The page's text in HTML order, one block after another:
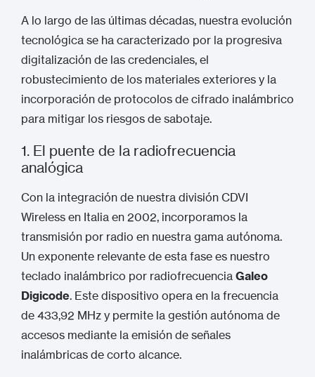
A lo largo de las últimas décadas, nuestra evolución
tecnológica se ha caracterizado por la progresiva
digitalización de las credenciales, el
robustecimiento de los materiales exteriores y la
incorporación de protocolos de cifrado inalámbrico
para mitigar los riesgos de sabotaje.
1. El puente de la radiofrecuencia
analógica
Con la integración de nuestra división CDVI
Wireless en Italia en 2002, incorporamos la
transmisión por radio en nuestra gama autónoma.
Un exponente relevante de esta fase es nuestro
teclado inalámbrico por radiofrecuencia Galeo
Digicode. Este dispositivo opera en la frecuencia
de 433,92 MHz y permite la gestión autónoma de
accesos mediante la emisión de señales
inalámbricas de corto alcance.